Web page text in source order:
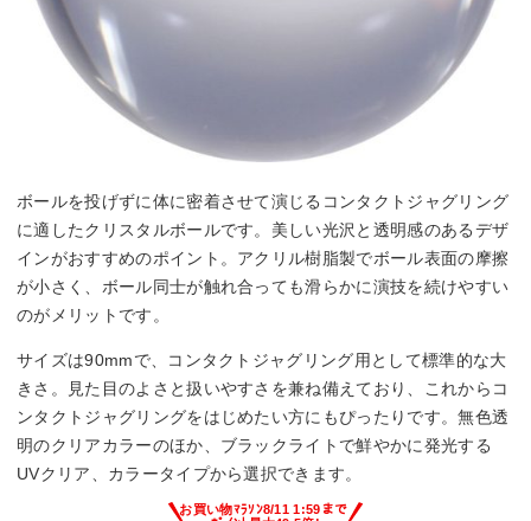
ボールを投げずに体に密着させて演じるコンタクトジャグリング
に適したクリスタルボールです。美しい光沢と透明感のあるデザ
インがおすすめのポイント。アクリル樹脂製でボール表面の摩擦
が小さく、ボール同士が触れ合っても滑らかに演技を続けやすい
のがメリットです。
サイズは90mmで、コンタクトジャグリング用として標準的な大
きさ。見た目のよさと扱いやすさを兼ね備えており、これからコ
ンタクトジャグリングをはじめたい方にもぴったりです。無色透
明のクリアカラーのほか、ブラックライトで鮮やかに発光する
UVクリア、カラータイプから選択できます。